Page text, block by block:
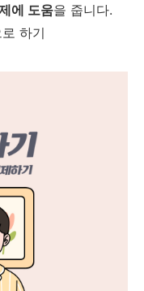
에 도움을 줍니다.
하기